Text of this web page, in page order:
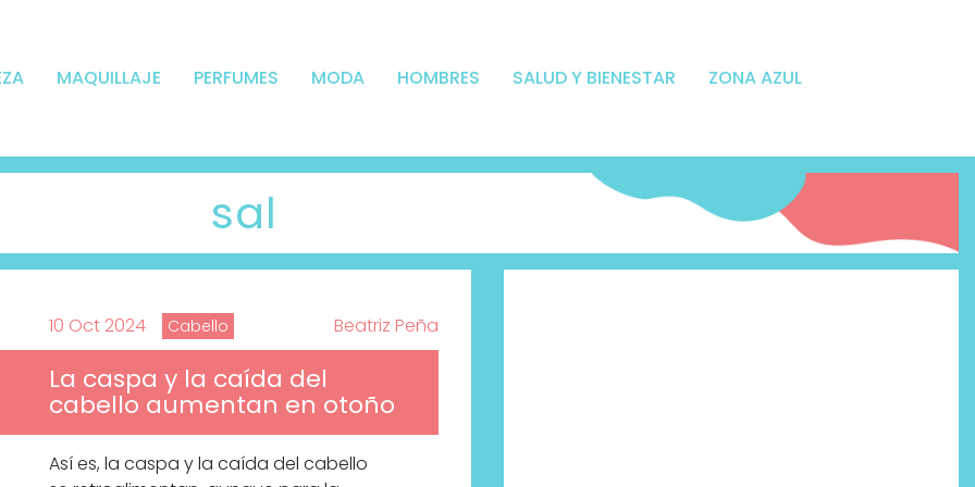
MAQUILLAJE PERFUMES MODA HOMBRES SALUD Y BIENESTAR ZONA AZUL
sal
10 Oct 2024 Cabello Beatriz Peña
La caspa y la caída del
cabello aumentan en otoño
Así es, la caspa y la caída del cabello